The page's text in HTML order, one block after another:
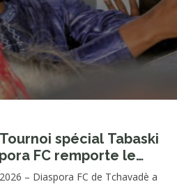
spécial Tabaski
FC remporte le
– Diaspora FC de Tchavadè a